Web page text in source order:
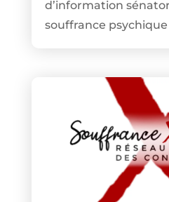
d’information
souffrance psychique